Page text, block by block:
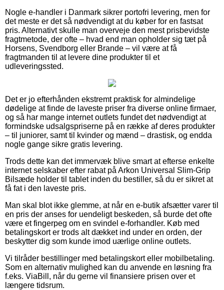
Nogle e-handler i Danmark sikrer portofri levering, men for
det meste er det så nødvendigt at du køber for en fastsat
pris. Alternativt skulle man overveje den mest prisbevidste
fragtmetode, der ofte – hvad end man opholder sig tæt på
Horsens, Svendborg eller Brande – vil være at få
fragtmanden til at levere dine produkter til et
udleveringssted.
Det er jo efterhånden ekstremt praktisk for almindelige
dødelige at finde de laveste priser fra diverse online firmaer,
og så har mange internet outlets fundet det nødvendigt at
formindske udsalgspriserne på en række af deres produkter
– til juniorer, samt til kvinder og mænd – drastisk, og endda
nogle gange sikre gratis levering.
Trods dette kan det immervæk blive smart at efterse enkelte
internet selskaber efter rabat på Arkon Universal Slim-Grip
Bilsæde holder til tablet inden du bestiller, så du er sikret at
få fat i den laveste pris.
Man skal blot ikke glemme, at når en e-butik afsætter varer til
en pris der anses for uendeligt beskeden, så burde det ofte
være et fingerpeg om en svindel e-forhandler. Køb med
betalingskort er trods alt dækket ind under en orden, der
beskytter dig som kunde imod uærlige online outlets.
Vi tilråder bestillinger med betalingskort eller mobilbetaling.
Som en alternativ mulighed kan du anvende en løsning fra
f.eks. ViaBill, når du gerne vil finansiere prisen over et
længere tidsrum.